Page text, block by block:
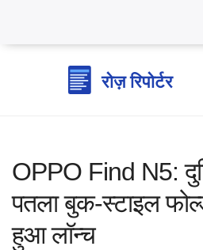
OPPO Find N5:
पतला बुक-स्टाइल
हुआ लॉन्च